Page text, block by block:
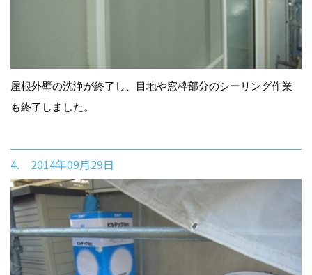
屋根外壁の洗浄が終了し、目地や窓枠部分のシーリング作業
も終了しました。
4. 2014年09月29日